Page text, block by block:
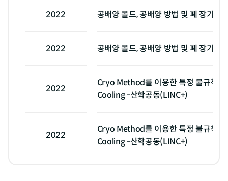
2022 공배양 몰드, 공배양 방법 및 폐 장기
2022 공배양 몰드, 공배양 방법 및 폐 장기
2022
Cryo Method를 이용한 특정 불규칙
Cooling -산학공동(LINC+)
2022
Cryo Method를 이용한 특정 불규칙
Cooling -산학공동(LINC+)